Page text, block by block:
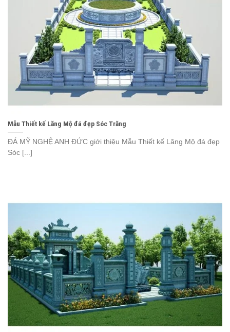
Mẫu Thiết kế Lăng Mộ đá đẹp Sóc Trăng
ĐÁ MỸ NGHỆ ANH ĐỨC giới thiệu Mẫu Thiết kế Lăng Mộ đá đẹp
Sóc [...]